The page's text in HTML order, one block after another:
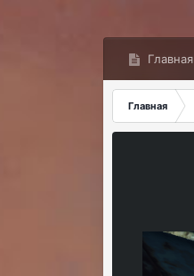
Главная
Главная